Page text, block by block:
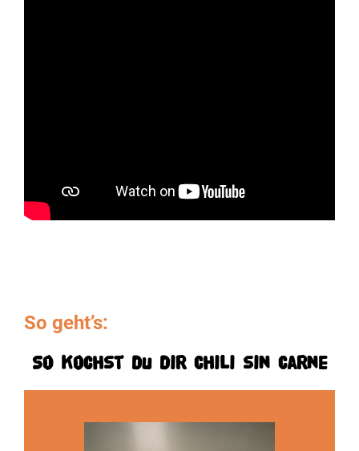
So geht’s:
So kochst du dir Chili sin Carne